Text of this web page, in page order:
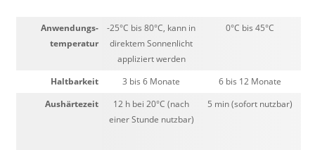
Anwendungs-
temperatur
-25°C bis 80°C, kann in
direktem Sonnenlicht
appliziert werden
0°C bis 45°C
Haltbarkeit 3 bis 6 Monate
6 bis 12 Monate
Aushärtezeit
12 h bei 20°C (nach
einer Stunde nutzbar)
5 min (sofort nutzbar)